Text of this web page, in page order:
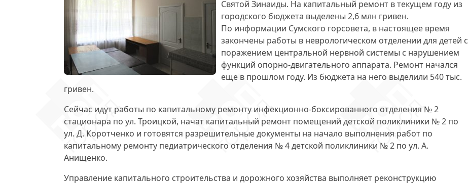
Святой Зинаиды. На капитальный ремонт в текущем году из
городского бюджета выделены 2,6 млн гривен.
По информации Сумского горсовета, в настоящее время
закончены работы в неврологическом отделении для детей с
поражением центральной нервной системы с нарушением
функций опорно-двигательного аппарата. Ремонт начался
еще в прошлом году. Из бюджета на него выделили 540 тыс.
гривен.
Сейчас идут работы по капитальному ремонту инфекционно-боксированного отделения № 2
стационара по ул. Троицкой, начат капитальный ремонт помещений детской поликлиники № 2 по
ул. Д. Коротченко и готовятся разрешительные документы на начало выполнения работ по
капитальному ремонту педиатрического отделения № 4 детской поликлиники № 2 по ул. А.
Анищенко.
Управление капитального строительства и дорожного хозяйства выполняет реконструкцию